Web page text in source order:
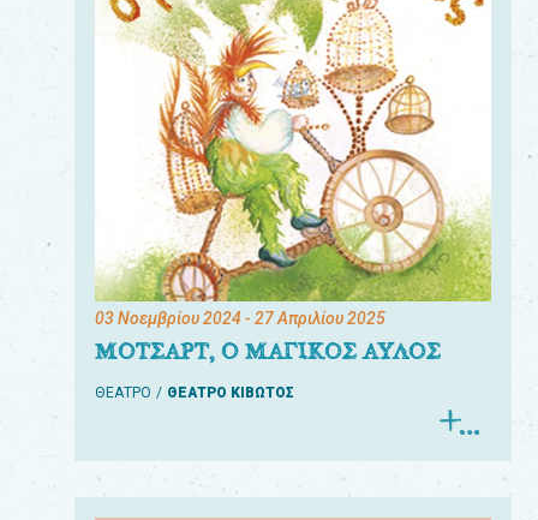
03 Νοεμβρίου 2024- 27 Απριλίου 2025
ΜΟΤΣΑΡΤ, Ο ΜΑΓΙΚΟΣ ΑΥΛΟΣ
ΘΕΑΤΡΟ ΘΕΑΤΡΟ ΚΙΒΩΤΟΣ